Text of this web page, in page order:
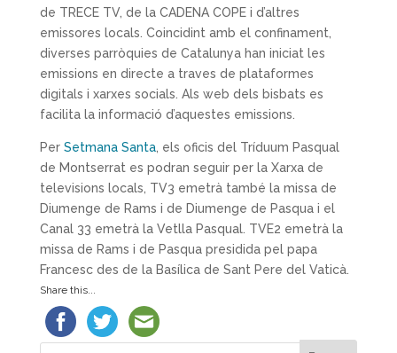
de TRECE TV, de la CADENA COPE i d’altres
emissores locals. Coincidint amb el confinament,
diverses parròquies de Catalunya han iniciat les
emissions en directe a traves de plataformes
digitals i xarxes socials. Als web dels bisbats es
facilita la informació d’aquestes emissions.
Per Setmana Santa, els oficis del Tríduum Pasqual
de Montserrat es podran seguir per la Xarxa de
televisions locals, TV3 emetrà també la missa de
Diumenge de Rams i de Diumenge de Pasqua i el
Canal 33 emetrà la Vetlla Pasqual. TVE2 emetrà la
missa de Rams i de Pasqua presidida pel papa
Francesc des de la Basílica de Sant Pere del Vaticà.
Share this...